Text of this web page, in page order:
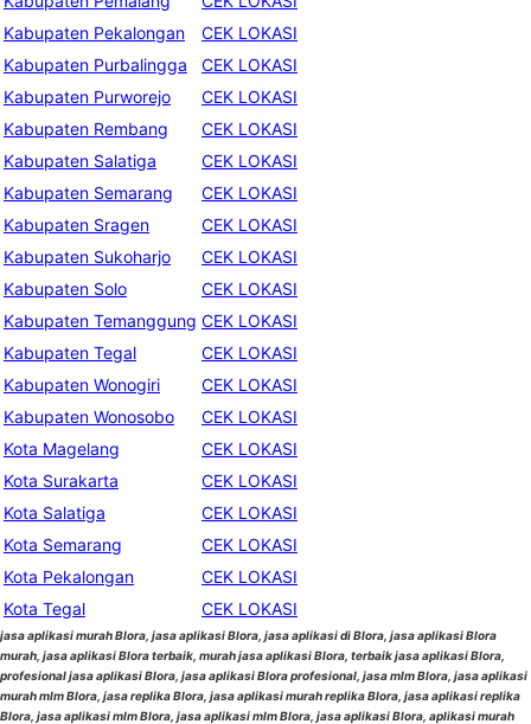
Kabupaten Pekalongan
CEK LOKASI
Kabupaten Purbalingga
CEK LOKASI
Kabupaten Purworejo
CEK LOKASI
Kabupaten Rembang
CEK LOKASI
Kabupaten Salatiga
CEK LOKASI
Kabupaten Semarang
CEK LOKASI
Kabupaten Sragen
CEK LOKASI
Kabupaten Sukoharjo
CEK LOKASI
Kabupaten Solo
CEK LOKASI
Kabupaten Temanggung CEK LOKASI
Kabupaten Tegal
CEK LOKASI
Kabupaten Wonogiri
CEK LOKASI
Kabupaten Wonosobo
CEK LOKASI
Kota Magelang
CEK LOKASI
Kota Surakarta
CEK LOKASI
Kota Salatiga
CEK LOKASI
Kota Semarang
CEK LOKASI
Kota Pekalongan
CEK LOKASI
Kota Tegal
CEK LOKASI
jasa aplikasi murah Blora, jasa aplikasi Blora, jasa aplikasi di Blora, jasa aplikasi Blora
murah, jasa aplikasi Blora terbaik, murah jasa aplikasi Blora, terbaik jasa aplikasi Blora,
profesional jasa aplikasi Blora, jasa aplikasi Blora profesional, jasa mlm Blora, jasa aplikasi
murah mlm Blora, jasa replika Blora, jasa aplikasi murah replika Blora, jasa aplikasi replika
Blora, jasa aplikasi mlm Blora, jasa aplikasi mlm Blora, jasa aplikasi Blora, aplikasi murah